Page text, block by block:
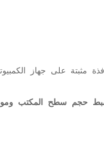
حجم سطح المكتب